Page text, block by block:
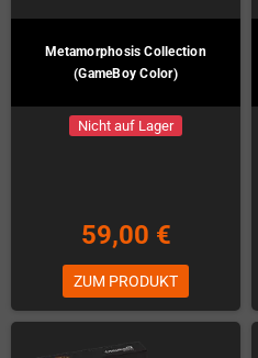
Metamorphosis Collection
(GameBoy Color)
Nicht auf Lager
59,00 €
ZUM PRODUKT